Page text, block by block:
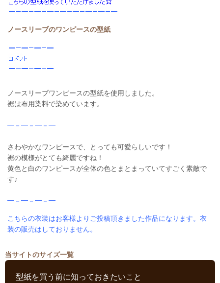
ノースリーブのワンピースの型紙
ノースリーブワンピースの型紙を使用しました。
裾は布用染料で染めています。
━－━－━－━
さわやかなワンピースで、とっても可愛らしいです！
裾の模様がとても綺麗ですね！
黄色と白のワンピースが全体の色とまとまっていてすごく素敵で
す♪
━－━－━－━
こちらの衣装はお客様よりご投稿頂きました作品になります。衣
装の販売はしておりません。
当サイトのサイズ一覧
型紙を買う前に知っておきたいこと